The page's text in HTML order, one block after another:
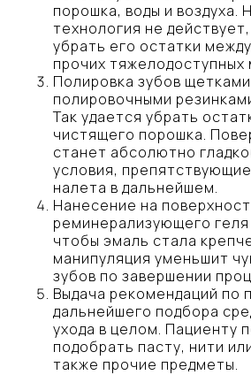
порошка, воды и воздуха.
технология не
убрать его остатки
прочих тяжелодоступных
Полировка зубов
полировочными
Так удается убрать
чистящего порошка.
станет абсолютно
условия,
налета в дальнейшем.
Нанесение на
реминерализующего
чтобы эмаль стала
манипуляция уменьшит
зубов по завершении
Выдача рекомендаций по
дальнейшего подбора
ухода в целом. Пациенту
подобрать пасту, нити
также прочие предметы.